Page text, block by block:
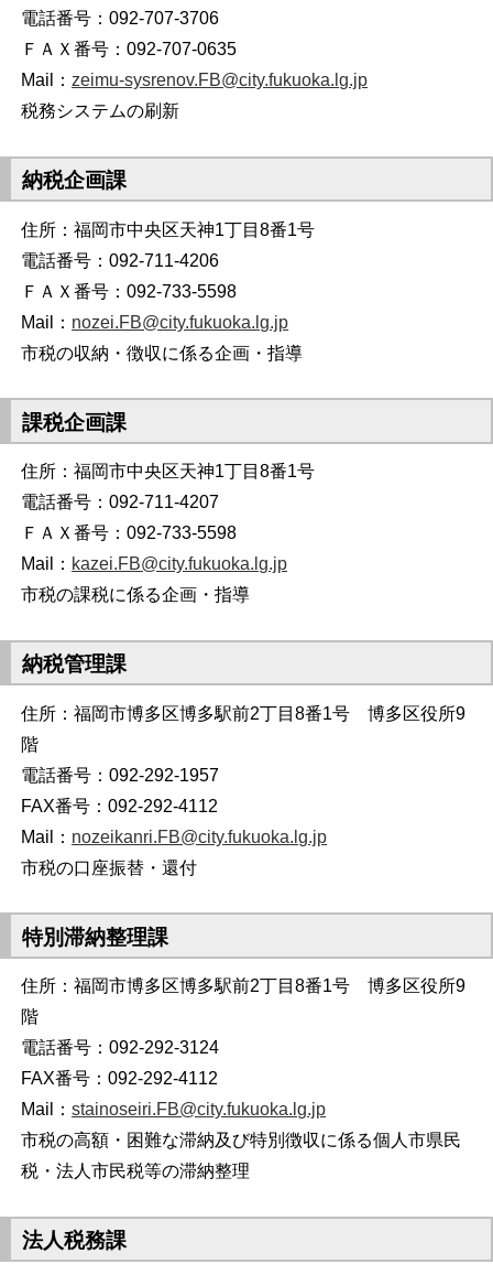
電話番号：092-707-3706
ＦＡＸ番号：092-707-0635
Mail： zeimu-sysrenov.FB@city.fukuoka.lg.jp
税務システムの刷新
納税企画課
住所：福岡市中央区天神1丁目8番1号
電話番号：092-711-4206
ＦＡＸ番号：092-733-5598
Mail： nozei.FB@city.fukuoka.lg.jp
市税の収納・徴収に係る企画・指導
課税企画課
住所：福岡市中央区天神1丁目8番1号
電話番号：092-711-4207
ＦＡＸ番号：092-733-5598
Mail： kazei.FB@city.fukuoka.lg.jp
市税の課税に係る企画・指導
納税管理課
住所：福岡市博多区博多駅前2丁目8番1号 博多区役所9
階
電話番号：092-292-1957
FAX番号：092-292-4112
Mail： nozeikanri.FB@city.fukuoka.lg.jp
市税の口座振替・還付
特別滞納整理課
住所：福岡市博多区博多駅前2丁目8番1号 博多区役所9
階
電話番号：092-292-3124
FAX番号：092-292-4112
Mail：stainoseiri.FB@city.fukuoka.lg.jp
市税の高額・困難な滞納及び特別徴収に係る個人市県民
税・法人市民税等の滞納整理
法人税務課